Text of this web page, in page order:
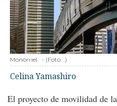
Monorriel - (Foto: .)
Celina Yamashiro
El proyecto de movilidad de